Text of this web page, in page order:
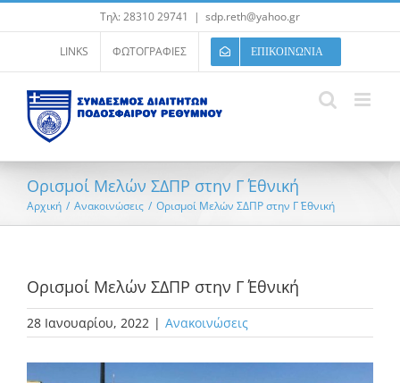
στο
περιεχόμενο
Τηλ: 28310 29741 | sdp.reth@yahoo.gr
LINKS ΦΩΤΟΓΡΑΦΙΕΣ ΕΠΙΚΟΙΝΩΝΙΑ
Ορισμοί Μελών ΣΔΠΡ στην Γ΄ Εθνική
Αρχική / Ανακοινώσεις / Ορισμοί Μελών ΣΔΠΡ στην Γ΄ Εθνική
Ορισμοί Μελών ΣΔΠΡ στην Γ΄ Εθνική
28 Ιανουαρίου, 2022 | Ανακοινώσεις